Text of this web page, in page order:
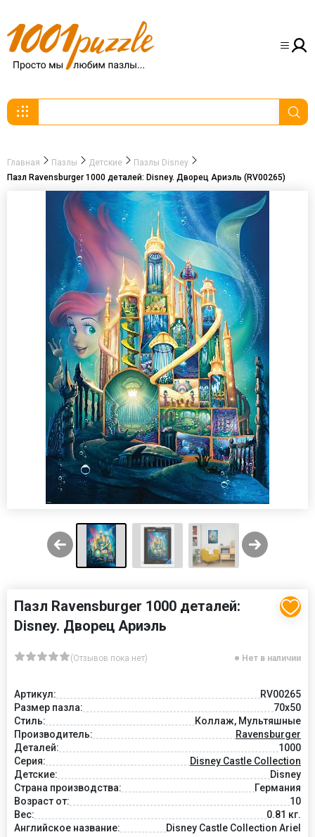
Главная Пазлы Детские
Пазлы Disney
Пазл Ravensburger 1000 деталей: Disney. Дворец Ариэль (RV00265)
Пазл Ravensburger 1000 деталей:
Disney. Дворец Ариэль
(Отзывов пока нет) Нет в наличии
Артикул:
RV00265
Размер пазла:
70x50
Стиль:
Коллаж, Мультяшные
Производитель:
Ravensburger
Деталей:
1000
Серия:
Disney Castle Collection
Детские:
Disney
Страна производства:
Германия
Возраст от:
10
Вес:
0.81 кг.
Английское название:
Disney Castle Collection Ariel